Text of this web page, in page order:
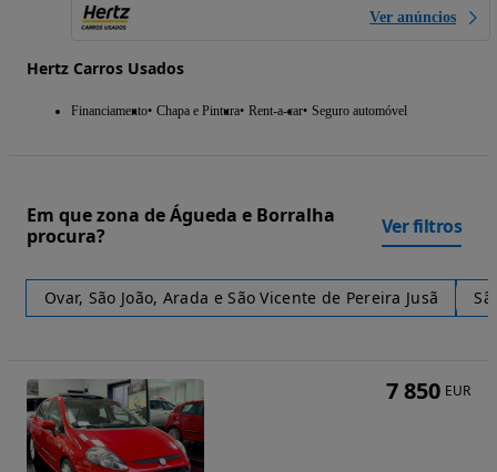
Ver anúncios
Hertz Carros Usados
Financiamento Chapa e Pintura Rent-a-car Seguro automóvel
Em que zona de Águeda e Borralha
procura?
Ver filtros
Ovar, São João, Arada e São Vicente de Pereira Jusã
7 850 EUR